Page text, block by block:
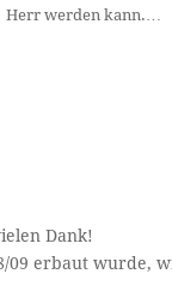
Herr werden kann.…
Dank!
09 erbaut wurde,